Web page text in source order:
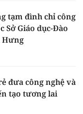
tạm đình chỉ công
Sở Giáo dục-Đào
Hưng
đưa công nghệ và
tạo tương lai